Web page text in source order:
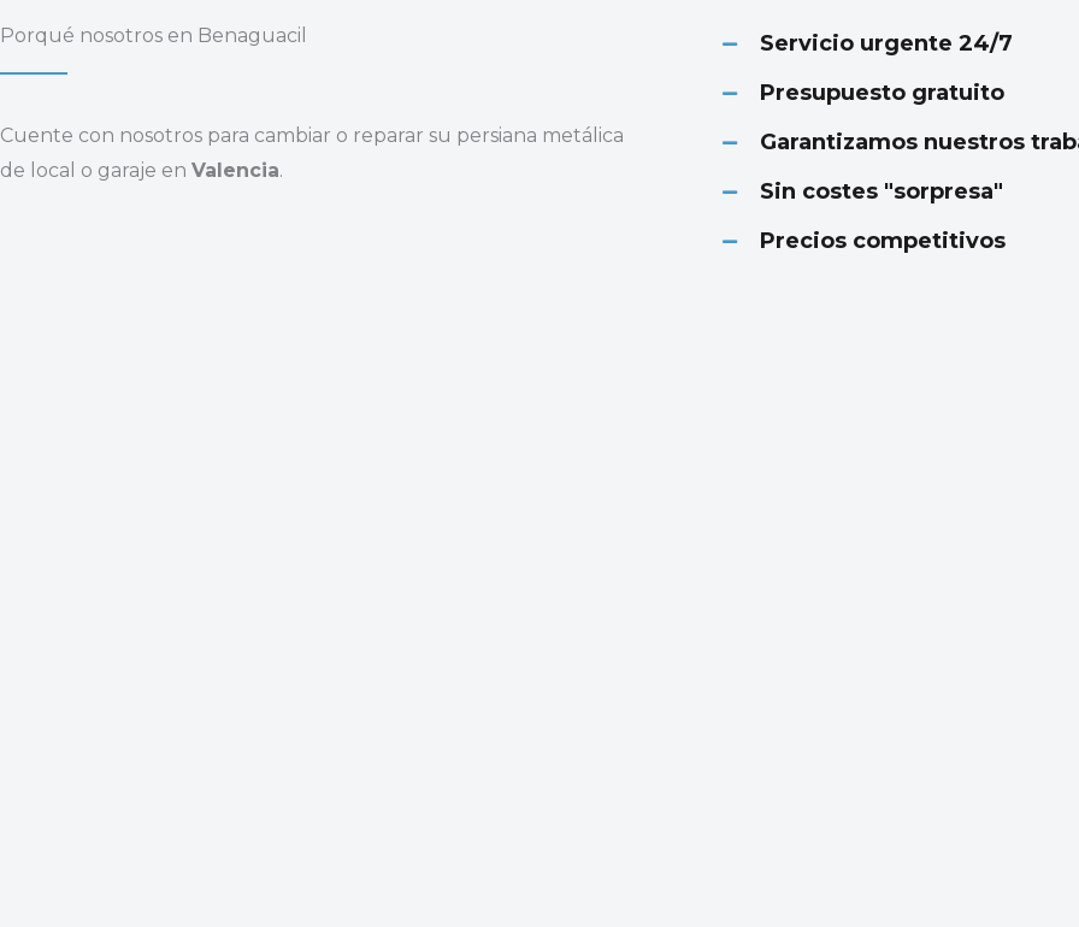
Porqué nosotros en Benaguacil
Cuente con nosotros para cambiar o reparar su persiana metálica
de local o garaje en Valencia.
Servicio urgente 24/7
Presupuesto gratuito
Garantizamos nuestros
Sin costes "sorpresa"
Precios competitivos